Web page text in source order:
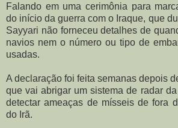
Falando em uma cerimônia para
do início da guerra com o Iraque, que
Sayyari não forneceu detalhes de
navios nem o número ou tipo de
usadas.
A declaração foi feita semanas depois
que vai abrigar um sistema de radar
detectar ameaças de mísseis de fora
do Irã.